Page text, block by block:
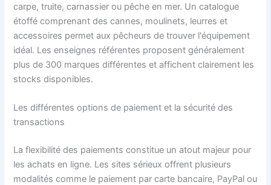
carpe, truite, carnassier ou pêche en mer. Un catalogue
étoffé comprenant des cannes, moulinets, leurres et
accessoires permet aux pêcheurs de trouver l'équipement
idéal. Les enseignes référentes proposent généralement
plus de 300 marques différentes et affichent clairement les
stocks disponibles.
Les différentes options de paiement et la sécurité des
transactions
La flexibilité des paiements constitue un atout majeur pour
les achats en ligne. Les sites sérieux offrent plusieurs
modalités comme le paiement par carte bancaire, PayPal ou